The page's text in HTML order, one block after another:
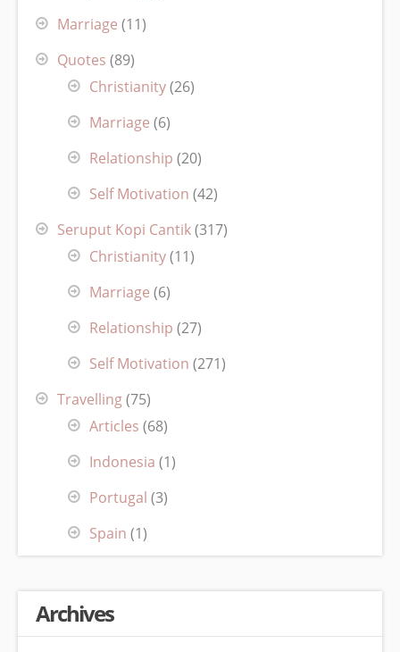
Marriage (11)
Quotes (89)
Christianity(26)
Marriage (6)
Relationship (20)
Self Motivation (42)
Seruput Kopi Cantik(317)
Christianity(11)
Marriage (6)
Relationship (27)
Self Motivation (271)
Travelling(75)
Articles (68)
Indonesia (1)
Portugal (3)
Spain (1)
Archives